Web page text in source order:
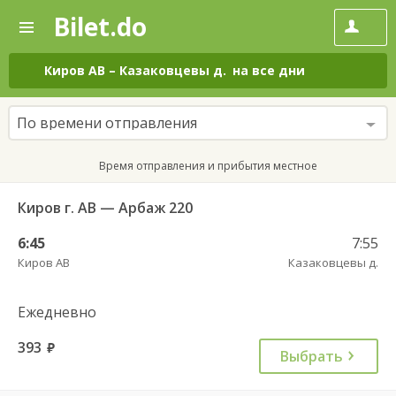
—
Поиск
и
покупка
билетов
на
автобус
онлайн
Bilet.do
Киров АВ – Казаковцевы д. на все дни
По времени отправления
Время отправления и прибытия местное
Киров г. АВ — Арбаж 220
6:45
Киров АВ
7:55
Казаковцевы д.
Ежедневно
393 руб. Выбрать